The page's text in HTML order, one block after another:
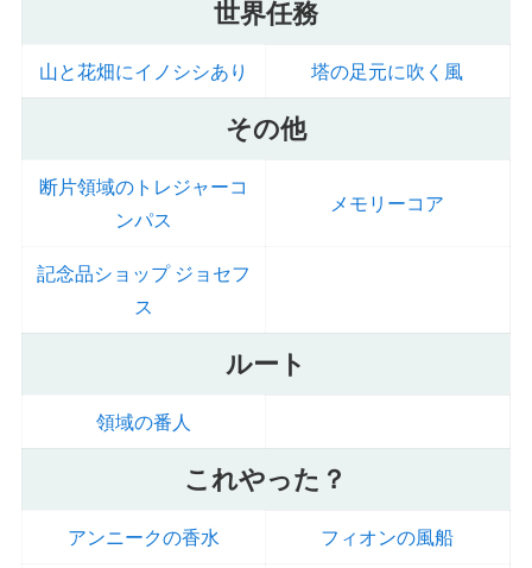
世界任務
山と花畑にイノシシあり 塔の足元に吹く風
その他
断片領域のトレジャーコ
ンパス
メモリーコア
記念品ショップ ジョセフ
ス
ルート
領域の番人
これやった？
アンニークの香水 フィオンの風船